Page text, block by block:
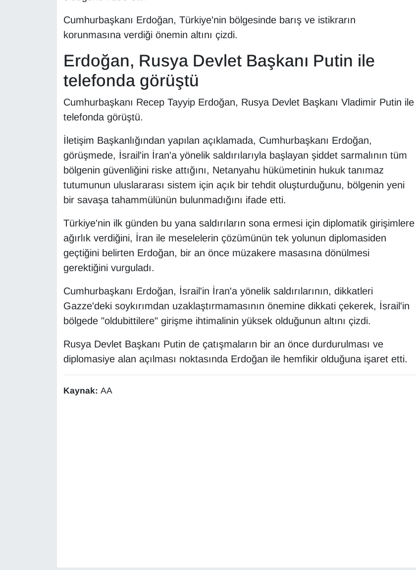
Cumhurbaşkanı Erdoğan, Türkiye'nin bölgesinde barış ve istikrarın
korunmasına verdiği önemin altını çizdi.
Erdoğan, Rusya Devlet Başkanı Putin ile
telefonda görüştü
Cumhurbaşkanı Recep Tayyip Erdoğan, Rusya Devlet Başkanı Vladimir Putin ile
telefonda görüştü.
İletişim Başkanlığından yapılan açıklamada, Cumhurbaşkanı Erdoğan,
görüşmede, İsrail'in İran'a yönelik saldırılarıyla başlayan şiddet sarmalının tüm
bölgenin güvenliğini riske attığını, Netanyahu hükümetinin hukuk tanımaz
tutumunun uluslararası sistem için açık bir tehdit oluşturduğunu, bölgenin yeni
bir savaşa tahammülünün bulunmadığını ifade etti.
Türkiye'nin ilk günden bu yana saldırıların sona ermesi için diplomatik girişimlere
ağırlık verdiğini, İran ile meselelerin çözümünün tek yolunun diplomasiden
geçtiğini belirten Erdoğan, bir an önce müzakere masasına dönülmesi
gerektiğini vurguladı.
Cumhurbaşkanı Erdoğan, İsrail'in İran'a yönelik saldırılarının, dikkatleri
Gazze'deki soykırımdan uzaklaştırmamasının önemine dikkati çekerek, İsrail'in
bölgede "oldubittilere" girişme ihtimalinin yüksek olduğunun altını çizdi.
Rusya Devlet Başkanı Putin de çatışmaların bir an önce durdurulması ve
diplomasiye alan açılması noktasında Erdoğan ile hemfikir olduğuna işaret etti.
Kaynak: AA
Kim Kimdir?
MAGAZİN
POLİTİKA
Resmi İlanlar
RÖPORTAJ